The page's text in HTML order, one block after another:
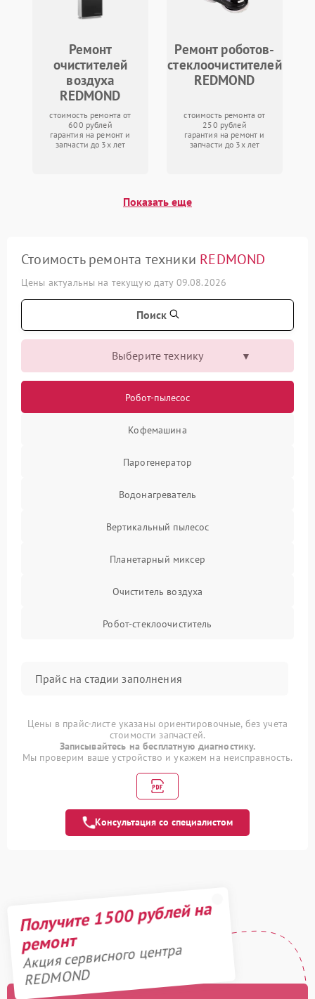
Ремонт
очистителей
воздуха
REDMOND
стоимость ремонта от
600 рублей
гарантия на ремонт и
запчасти до 3х лет
Ремонт роботов-
стеклоочистителей
REDMOND
стоимость ремонта от
250 рублей
гарантия на ремонт и
запчасти до 3х лет
Показать еще
Стоимость ремонта техники REDMOND
Цены актуальны на текущую дату 09.08.2026
Поиск
Выберите технику
Робот-пылесос
Кофемашина
Парогенератор
Водонагреватель
Вертикальный пылесос
Планетарный миксер
Очиститель воздуха
Робот-стеклоочиститель
Прайс на стадии заполнения
Цены в прайс-листе указаны ориентировочные, без учета
стоимости запчастей.
Записывайтесь на бесплатную диагностику.
Мы проверим ваше устройство и укажем на неисправность.
Консультация со специалистом
Получите 1500 рублей на
ремонт
Акция сервисного центра
REDMOND